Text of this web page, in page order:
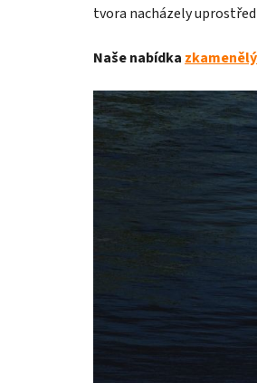
tvora nacházely
Naše nabídka